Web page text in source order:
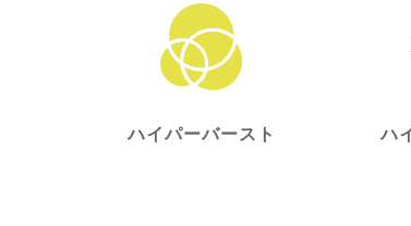
ハイパーバースト
ハ